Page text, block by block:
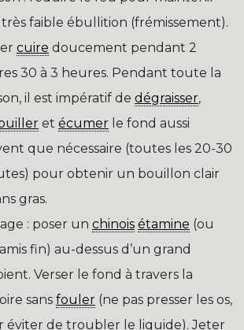
faible ébullition (frémissement).
cuire doucement pendant 2
30 à 3 heures. Pendant toute la
il est impératif de dégraisser,
et écumer le fond aussi
que nécessaire (toutes les 20-30
pour obtenir un bouillon clair
gras.
: poser un chinois étamine (ou
fin) au-dessus d’un grand
Verser le fond à travers la
sans fouler (ne pas presser les os,
éviter de troubler le liquide). Jeter